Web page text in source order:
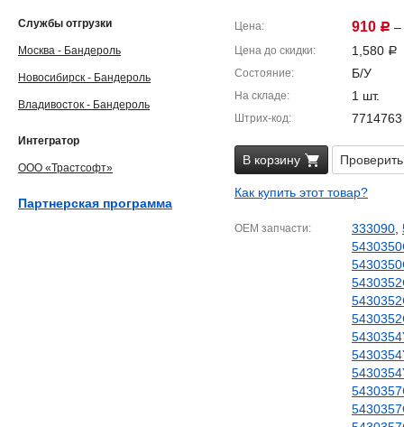
Цена 910 Р –
Цена до скидки 1,580 Р
Состояние Б/У
На складе 1 шт.
Штрих-код 7714763
В корзину
Как купить этот товар?
OEM запчасти 333090
Службы отгрузки
Москва - Бандероль
Новосибирск - Бандероль
Владивосток - Бандероль
Интегратор
ООО «Трастсофт»
Партнерская программа